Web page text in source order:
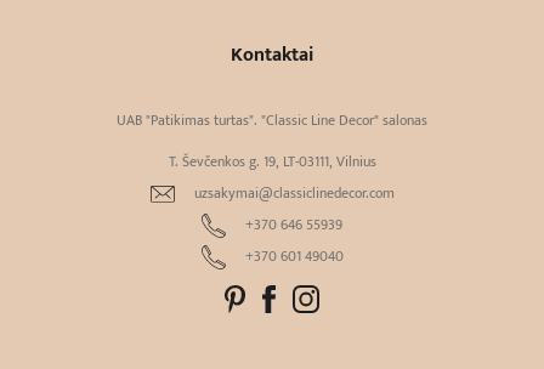
Kontaktai
UAB "Patikimas turtas". "Classic Line Decor" salonas
T. Ševčenkos g. 19, LT-03111, Vilnius
uzsakymai@classiclinedecor.com
+370 646 55939
+370 601 49040